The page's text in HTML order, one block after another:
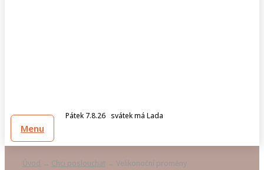
Pátek 7.8.26 svátek má Lada
Menu
Úvod → Chci poslouchat → Velikonoční proměny